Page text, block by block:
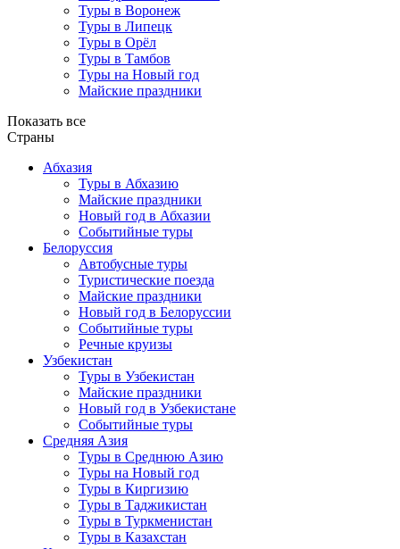
Туры в Воронеж
Туры в Липецк
Туры в Орёл
Туры в Тамбов
Туры на Новый год
Майские праздники
Показать все
Страны
Абхазия
Туры в Абхазию
Майские праздники
Новый год в Абхазии
Событийные туры
Белоруссия
Автобусные туры
Туристические поезда
Майские праздники
Новый год в Белоруссии
Событийные туры
Речные круизы
Узбекистан
Туры в Узбекистан
Майские праздники
Новый год в Узбекистане
Событийные туры
Средняя Азия
Туры в Среднюю Азию
Туры на Новый год
Туры в Киргизию
Туры в Таджикистан
Туры в Туркменистан
Туры в Казахстан